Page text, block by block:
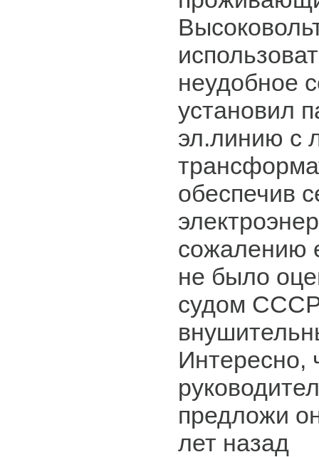
неудобное
установил
эл.линию с
обеспечив
сожалению
не было
судом
Интересно,
предложи
лет назад